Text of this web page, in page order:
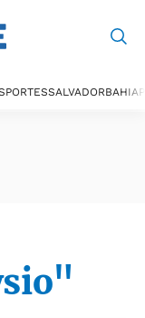
SALVADORBAHIA